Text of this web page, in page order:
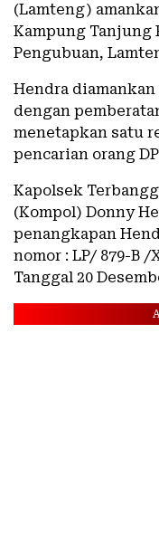
(Lamteng)
Kampung Tanjung
Pengubuan,
Hendra
dengan
menetapkan satu
pencarian orang
Kapolsek
(Kompol) Donny
penangkapan
nomor : LP/ 879-B /
Tanggal 20